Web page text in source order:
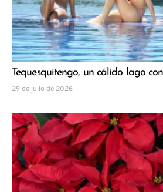
Tequesquitengo, un cálido lago
29 de julio de 2026